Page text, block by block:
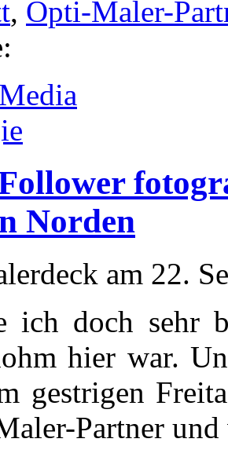
, Opti-Maler-
Norden
am 22.
ich doch sehr
hier war.
gestrigen
Partner